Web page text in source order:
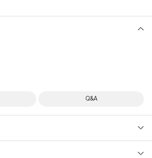
Q&A